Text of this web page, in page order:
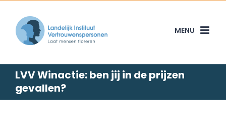
content
LVV Winactie: ben jij in de prijzen
gevallen?